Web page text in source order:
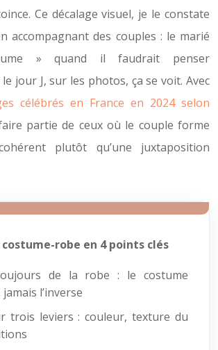
Ce décalage visuel, je le constate
accompagnant des couples : le marié
» quand il faudrait penser
jour J, sur les photos, ça se voit. Avec
célébrés en France en 2024 selon
partie de ceux où le couple forme
plutôt qu’une juxtaposition
costume-robe en 4 points clés
de la robe : le costume
jamais l’inverse
trois leviers : couleur, texture du